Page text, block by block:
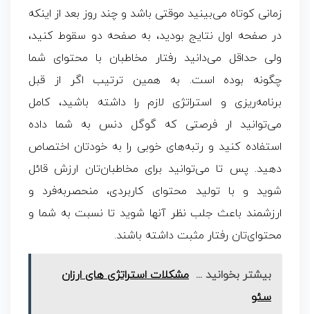
زمانی کوتاه می‌بینید موقتی باشد و چند روز بعد از اینکه
در صفحه اول نتایج بودید، به صفحه دو سقوط کنید،
ولی حداقل می‌دانید رفتار مخاطبان با محتوای شما
چگونه بوده است. به همین ترتیب اگر از قبل
برنامه‌ریزی و استراتژی لازم را داشته باشید، کامل
می‌توانید ار فرصتی که گوگل دنس به شما داده
استفاده کنید و رتبه‌های خوبی را به خودتان اختصاص
دهید. پس تا می‌توانید برای مخاطبان‌تان ارزش قائل
شوید و با تولید محتوای کاربردی، منحصربه‌فرد و
ارزشمند باعث جلب نظر آنها شوید تا نسبت به شما و
محتوای‌تان رفتار مثبت داشته باشند.
بیشتر بخوانید ... مشکلات استراتژی های ارزان
سئو